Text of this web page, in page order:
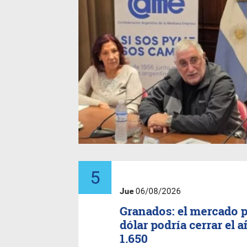
Jue06/08/2026
Granados: el mercado
dólar podría cerrar el
1.650